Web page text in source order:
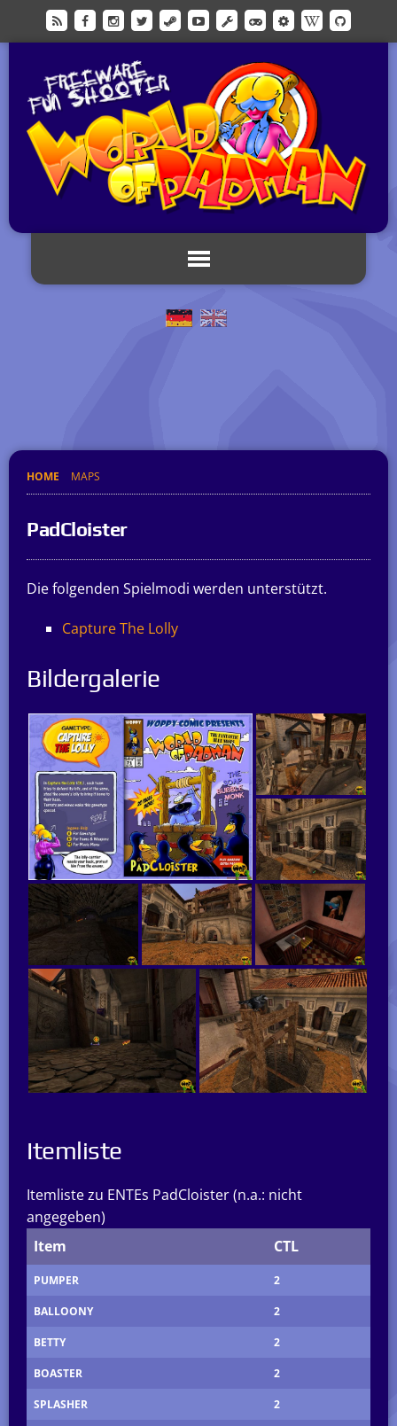
HOME MAPS
PadCloister
Die folgenden Spielmodi werden unterstützt.
Capture The Lolly
Bildergalerie
Itemliste
Itemliste zu ENTEs PadCloister (n.a.: nicht
angegeben)
Item
CTL
PUMPER 2
BALLOONY 2
BETTY 2
BOASTER 2
SPLASHER 2